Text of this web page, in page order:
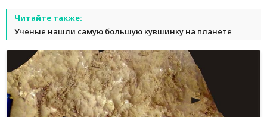
Читайте также:
Ученые нашли самую большую кувшинку на планете